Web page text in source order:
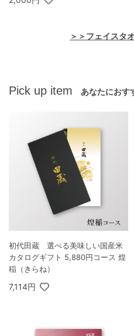
＞＞フェイスタ
Pick up item あなたにおす
初代田蔵 選べる美味しい国産米
カタログギフト 5,880円コース 煌
稲（きらね）
7,114円